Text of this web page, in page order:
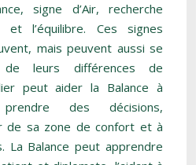
signe d’Air, recherche
et l’équilibre. Ces signes
mais peuvent aussi se
leurs différences de
peut aider la Balance à
des décisions,
de sa zone de confort et à
La Balance peut apprendre